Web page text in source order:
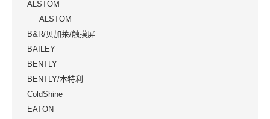
ALSTOM
ALSTOM
B&R/贝加莱/触摸屏
BAILEY
BENTLY
BENTLY/本特利
ColdShine
EATON